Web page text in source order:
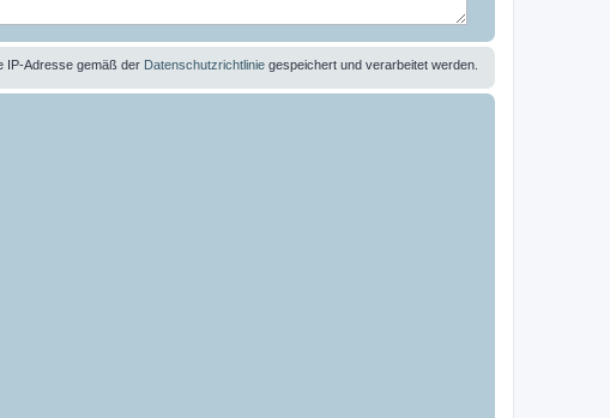
IP-Adresse gemäß der Datenschutzrichtlinie gespeichert und verarbeitet werden.